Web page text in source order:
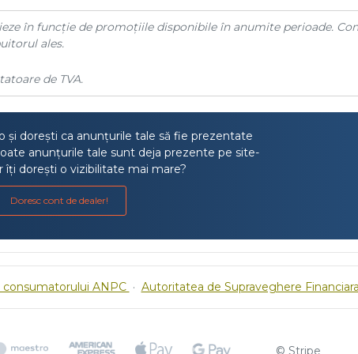
în funcție de promoțiile disponibile în anumite perioade.
ales.
de TVA.
și dorești ca anunțurile tale să fie prezentate
anunțurile tale sunt deja prezente pe site-
îți dorești o vizibilitate mai mare?
Doresc cont de dealer!
ANPC · Autoritatea de Supraveghere Financiara
© Stripe